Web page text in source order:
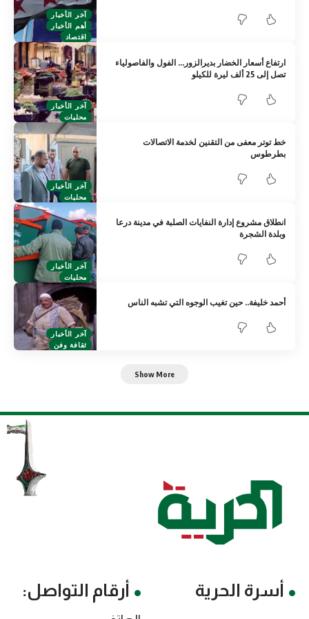
آخر الأخبار
أهم الأخبار
اقتصاد
آخر الأخبار
محليات
ارتفاع أسعار الخضار بديرالزور… الفول والفاصولياء
تصل إلى 25 ألف ليرة للكيلو
آخر الأخبار
محليات
خط توتر معفى من التقنين لخدمة الاتصالات
بطرطوس
آخر الأخبار
محليات
انطلاق مشروع إدارة النفايات الصلبة في مدينة درعا
وبلدة الشجرة
آخر الأخبار
ثقافة وفن
أحمد خليفة.. حين تغيب الوجوه التي تشبه الناس
Show More
أسرة الحرية أرقام التواصل: